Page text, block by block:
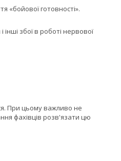
«бойової готовності».
збої в роботі нервової
При цьому важливо не
фахівців розв'язати цю